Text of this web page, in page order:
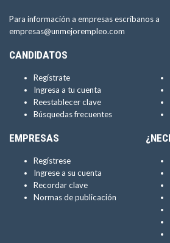
Para información a empresas escríbanos a
empresas@unmejorempleo.com
CANDIDATOS
Regístrate
Ingresa a tu cuenta
Reestablecer clave
Búsquedas frecuentes
EMPRESAS
Regístrese
Ingrese a su cuenta
Recordar clave
Normas de publicación